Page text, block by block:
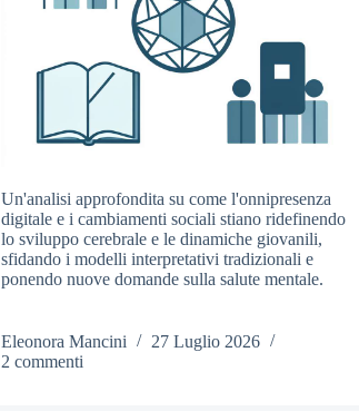
Un'analisi approfondita su come l'onnipresenza
digitale e i cambiamenti sociali stiano ridefinendo
lo sviluppo cerebrale e le dinamiche giovanili,
sfidando i modelli interpretativi tradizionali e
ponendo nuove domande sulla salute mentale.
Eleonora Mancini
27 Luglio 2026
2 commenti